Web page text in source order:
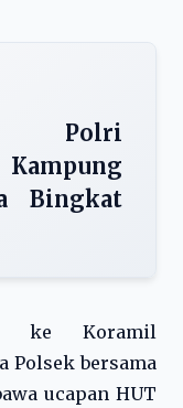
Polri
Bingkat
ke Koramil
Polsek bersama
ucapan HUT